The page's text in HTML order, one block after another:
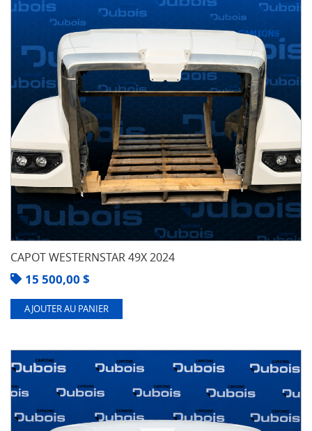
CAPOT WESTERNSTAR 49X 2024
15 500,00 $
AJOUTER AU PANIER